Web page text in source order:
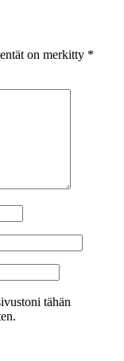
on merkitty *
tähän